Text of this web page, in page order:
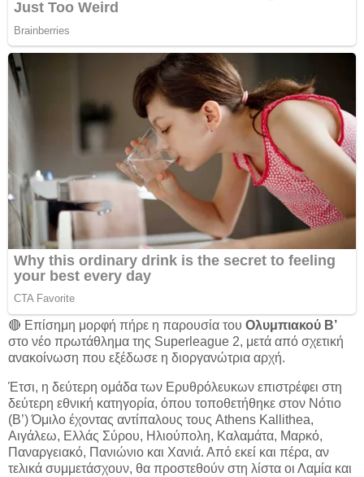
🔴 Επίσημη μορφή πήρε η παρουσία του Ολυμπιακού Β’
στο νέο πρωτάθλημα της Superleague 2, μετά από σχετική
ανακοίνωση που εξέδωσε η διοργανώτρια αρχή.
Έτσι, η δεύτερη ομάδα των Ερυθρόλευκων επιστρέφει στη
δεύτερη εθνική κατηγορία, όπου τοποθετήθηκε στον Νότιο
(Β’) Όμιλο έχοντας αντίπαλους τους Athens Kallithea,
Αιγάλεω, Ελλάς Σύρου, Ηλιούπολη, Καλαμάτα, Μαρκό,
Παναργειακό, Πανιώνιο και Χανιά. Από εκεί και πέρα, αν
τελικά συμμετάσχουν, θα προστεθούν στη λίστα οι Λαμία και